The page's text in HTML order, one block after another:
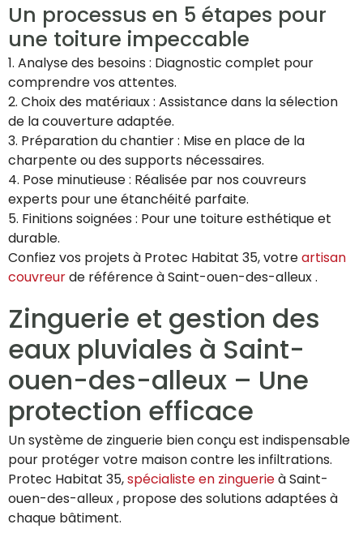
Un processus en 5 étapes pour
une toiture impeccable
1. Analyse des besoins : Diagnostic complet pour
comprendre vos attentes.
2. Choix des matériaux : Assistance dans la sélection
de la couverture adaptée.
3. Préparation du chantier : Mise en place de la
charpente ou des supports nécessaires.
4. Pose minutieuse : Réalisée par nos couvreurs
experts pour une étanchéité parfaite.
5. Finitions soignées : Pour une toiture esthétique et
durable.
Confiez vos projets à Protec Habitat 35, votreartisan
couvreurde référence à Saint-ouen-des-alleux .
Zinguerie et gestion des
eaux pluviales à Saint-
ouen-des-alleux – Une
protection efficace
Un système de zinguerie bien conçu est indispensable
pour protéger votre maison contre les infiltrations.
Protec Habitat 35,spécialiste en zinguerieà Saint-
ouen-des-alleux , propose des solutions adaptées à
chaque bâtiment.